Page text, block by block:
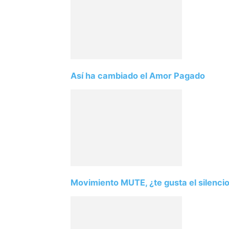
Así ha cambiado el Amor Pagado
Movimiento MUTE, ¿te gusta el